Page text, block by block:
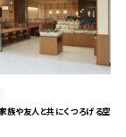
族や友人と共にくつろげる空